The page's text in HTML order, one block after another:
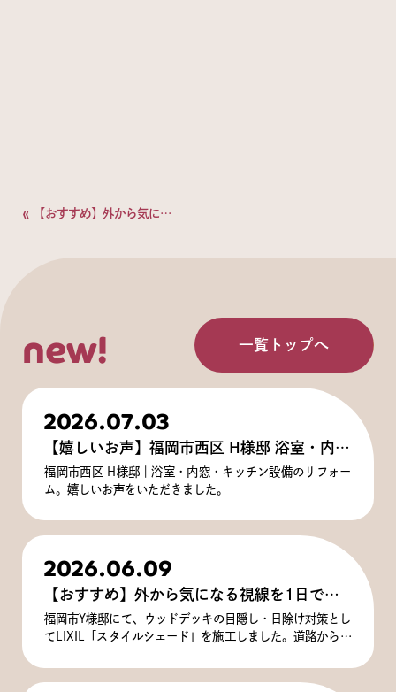
« 【おすすめ】外から気になる視線を1日で解消！スタイルシェードで叶える「第2のリビング」
new! 一覧トップへ
2026.07.03
【嬉しいお声】福岡市西区 H様邸 浴室・内窓・キッチン設備リフォーム
福岡市西区 H様邸｜浴室・内窓・キッチン設備のリフォー
ム。嬉しいお声をいただきました。
2026.06.09
【おすすめ】外から気になる視線を1日で解消！スタイルシェードで叶える「第2のリビング」
福岡市Y様邸にて、ウッドデッキの目隠し・日除け対策とし
てLIXIL「スタイルシェード」を施工しました。道路からの
ボーダー柄で涼しげな印象に！